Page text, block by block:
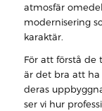
atmosfär
modernisering
karaktär.
För att förstå de
är det bra att ha
deras
ser vi hur